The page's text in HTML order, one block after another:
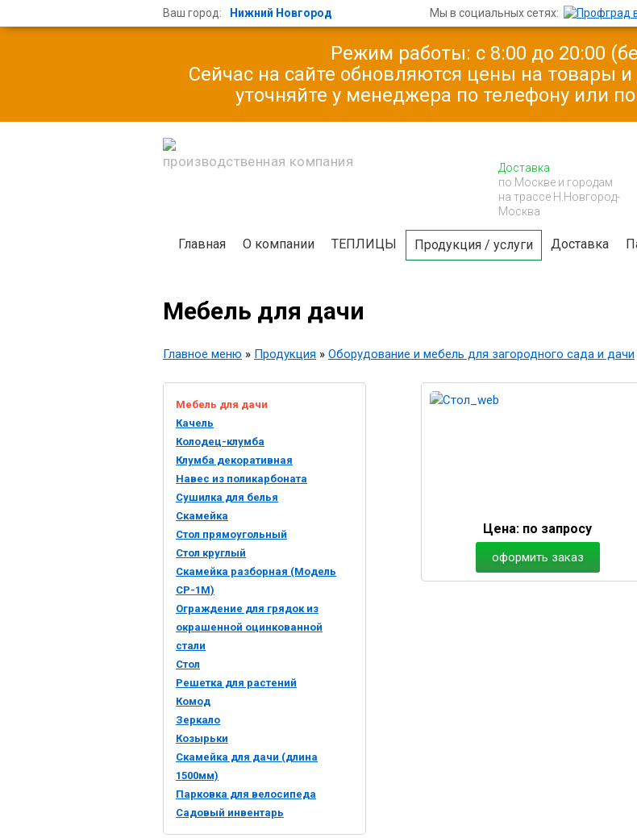
Ваш город: Нижний Новгород Мы в социальных сетях:
Режим работы: с 8:00 до 20:00
Сейчас на сайте обновляются цены на товары
уточняйте у менеджера по телефону или
производственная компания
Доставка
по Москве и городам
на трассе Н.Новгород-
Москва
Главная О компании ТЕПЛИЦЫ Продукция / услуги Доставка
Мебель для дачи
Главное меню » Продукция » Оборудование и мебель для загородного сада и дачи
Мебель для дачи
Качель
Колодец-клумба
Клумба декоративная
Навес из поликарбоната
Cушилка для белья
Скамейка
Cтол прямоугольный
Стол круглый
Скамейка разборная (Модель
СР-1М)
Ограждение для грядок из
окрашенной оцинкованной
стали
Стол
Решетка для растений
Комод
Зеркало
Козырьки
Скамейка для дачи (длина
1500мм)
Парковка для велосипеда
Садовый инвентарь
Цена: по запросу
оформить заказ